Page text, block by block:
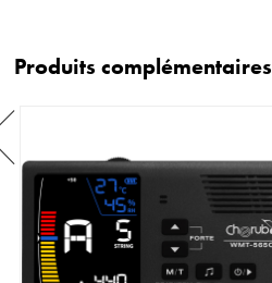
Produits complémentaires